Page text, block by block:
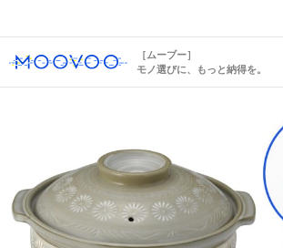
［ムーブー］
モノ選びに、もっと納得を。